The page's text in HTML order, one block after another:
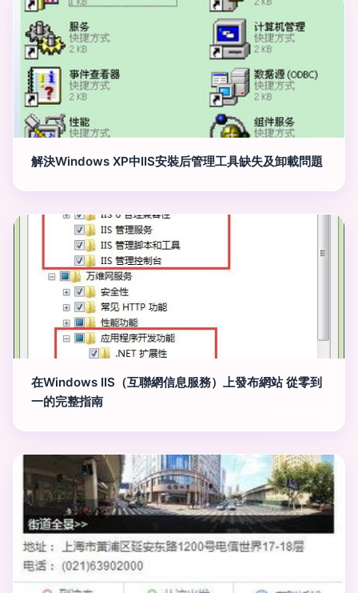
解決Windows XP中IIS安裝后管理工具缺失及卸載問題
在Windows IIS（互聯網信息服務）上發布網站 從零到
一的完整指南